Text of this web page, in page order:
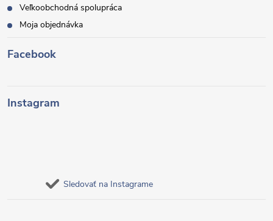
Veľkoobchodná spolupráca
Moja objednávka
Facebook
Instagram
Sledovať na Instagrame